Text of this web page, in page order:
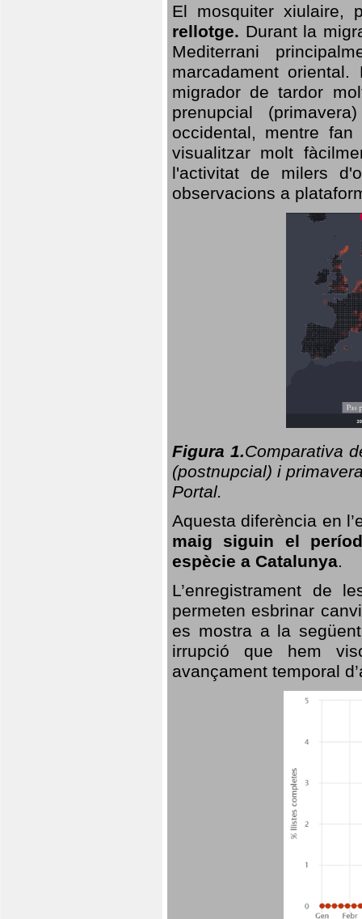
El mosquiter xiulaire,
rellotge. Durant la
Mediterrani
marcadament
migrador de tardor
prenupcial
occidental, mentre
visualitzar molt
l'activitat de milers
observacions a
Figura 1.Comparativa
(postnupcial) i
Portal.
Aquesta diferència en
maig siguin el
espècie a Catalunya.
L’enregistrament de
permeten esbrinar
es mostra a la
irrupció que hem
avançament temporal